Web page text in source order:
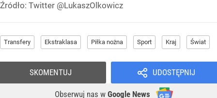
Źródło: Twitter @LukaszOlkowicz
Transfery Ekstraklasa Piłka nożna Sport Kraj Świat
UDOSTĘPNIJ
Obserwuj nas w Google News
SKOMENTUJ